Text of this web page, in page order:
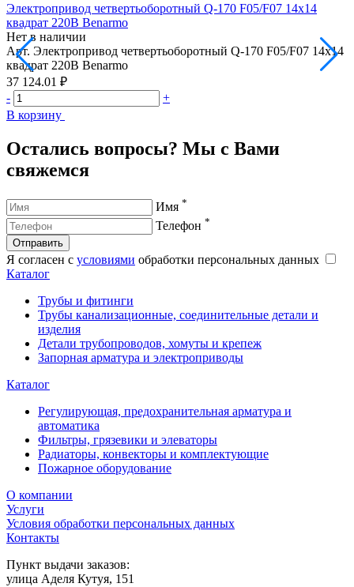
Электропривод четвертьоборотный Q-170 F05/F07 14х14
квадрат 220В Benarmo
Нет в наличии
Арт. Электропривод четвертьоборотный Q-170 F05/F07 14х14
квадрат 220В Benarmo
37 124.01 ₽
-
+
В корзину
Остались вопросы? Мы с Вами
свяжемся
Имя *
Телефон *
Отправить
Я согласен с условиями обработки персональных данных
Каталог
Трубы и фитинги
Трубы канализационные, соединительные детали и
изделия
Детали трубопроводов, хомуты и крепеж
Запорная арматура и электроприводы
Каталог
Регулирующая, предохранительная арматура и
автоматика
Фильтры, грязевики и элеваторы
Радиаторы, конвекторы и комплектующие
Пожарное оборудование
О компании
Услуги
Условия обработки персональных данных
Контакты
Пункт выдачи заказов:
​улица Аделя Кутуя, 151